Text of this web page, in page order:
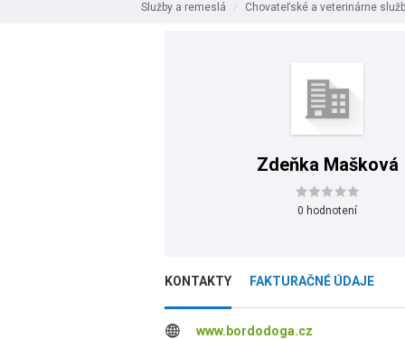
Služby a remeslá / Chovateľské a veterinárne
Zdeňka Mašková
0 hodnotení
KONTAKTY FAKTURAČNÉ ÚDAJE
www.bordodoga.cz